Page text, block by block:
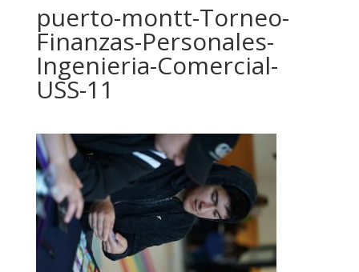
puerto-montt-Torneo-
Finanzas-Personales-
Ingenieria-Comercial-
USS-11